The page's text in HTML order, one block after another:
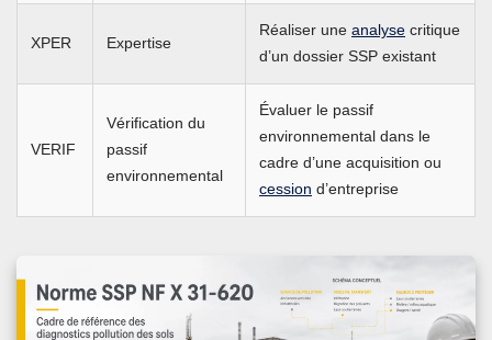
XPER Expertise
Réaliser une analyse critique
d’un dossier SSP existant
VERIF
Vérification du
passif
environnemental
Évaluer le passif
environnemental dans le
cadre d’une acquisition ou
cession d’entreprise